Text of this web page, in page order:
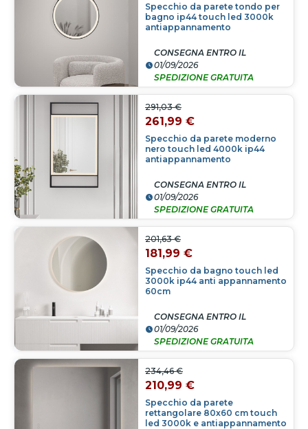
Specchio da parete tondo per
bagno ip44 touch led 3000k
antiappannamento
CONSEGNA ENTRO IL
01/09/2026
SPEDIZIONE GRATUITA
Specchio da parete moderno
nero touch led 4000k ip44
antiappannamento
291,03 €
261,99 €
CONSEGNA ENTRO IL
01/09/2026
SPEDIZIONE GRATUITA
Specchio da bagno touch led
3000k ip44 anti appannamento
60cm
201,63 €
181,99 €
CONSEGNA ENTRO IL
01/09/2026
SPEDIZIONE GRATUITA
Specchio da parete
rettangolare 80x60 cm touch
led 3000k e antiappannamento
234,46 €
210,99 €